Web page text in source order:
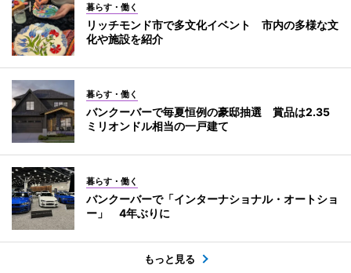
暮らす・働く
リッチモンド市で多文化イベント 市内の多様な文
化や施設を紹介
暮らす・働く
バンクーバーで毎夏恒例の豪邸抽選 賞品は2.35
ミリオンドル相当の一戸建て
暮らす・働く
バンクーバーで「インターナショナル・オートショ
ー」 4年ぶりに
もっと見る